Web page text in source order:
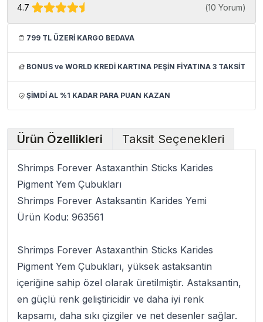
4.7 (10 Yorum)
799 TL ÜZERİ KARGO BEDAVA
BONUS ve WORLD KREDİ KARTINA PEŞİN FİYATINA 3 TAKSİT
ŞİMDİ AL %1 KADAR PARA PUAN KAZAN
Ürün Özellikleri Taksit Seçenekleri
Shrimps Forever Astaxanthin Sticks Karides
Pigment Yem Çubukları
Shrimps Forever Astaksantin Karides Yemi
Ürün Kodu: 963561
Shrimps Forever Astaxanthin Sticks Karides
Pigment Yem Çubukları, yüksek astaksantin
içeriğine sahip özel olarak üretilmiştir. Astaksantin,
en güçlü renk geliştiricidir ve daha iyi renk
kapsamı, daha sıkı çizgiler ve net desenler sağlar.